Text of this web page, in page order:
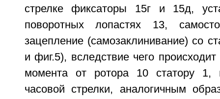
стрелке фиксаторы 15г и 15д,
поворотных лопастях 13,
зацепление (самозаклинивание) со
и фиг.5), вследствие чего
момента от ротора 10 статору 1,
часовой стрелки, аналогичным